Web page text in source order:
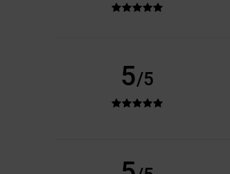
5/5